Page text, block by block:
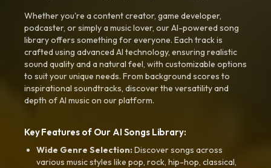
Whether you're a content creator, game developer,
podcaster, or simply a music lover, our AI-powered song
library offers something for everyone. Each track is
crafted using advanced AI technology, ensuring realistic
sound quality and a natural feel, with customizable options
to suit your unique needs. From background scores to
inspirational soundtracks, discover the versatility and
depth of AI music on our platform.
Key Features of Our AI Songs Library:
Wide Genre Selection:Discover songs across
various music styles like pop, rock, hip-hop, classical,